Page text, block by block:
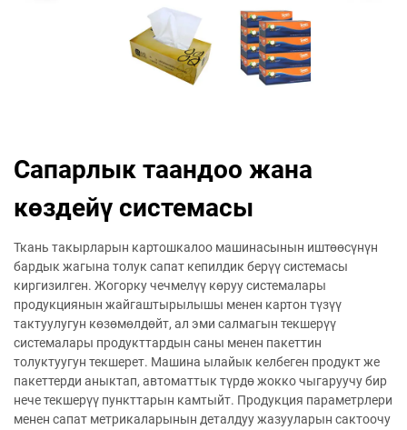
Сапарлык таандоо жана
көздейү системасы
Ткань такырларын картошкалоо машинасынын иштөөсүнүн
бардык жагына толук сапат кепилдик берүү системасы
киргизилген. Жогорку чечмелүү көруу системалары
продукциянын жайгаштырылышы менен картон түзүү
тактуулугун көзөмөлдөйт, ал эми салмагын текшерүү
системалары продукттардын саны менен пакеттин
толуктуугун текшерет. Машина ылайык келбеген продукт же
пакеттерди аныктап, автоматтык түрдө жокко чыгаруучу бир
нече текшерүү пункттарын камтыйт. Продукция параметрлери
менен сапат метрикаларынын деталдуу жазууларын сактоочу